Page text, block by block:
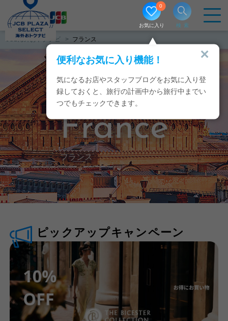
お気に入り
0
便利なお気に入り機能！
気になるお店やスタッフブログをお気に入り登
録しておくと、旅行の計画中から旅行中までい
つでもチェックできます。
検索
JCB海外おトクナビ フランス
France
フランス
ピックアップキャンペーン